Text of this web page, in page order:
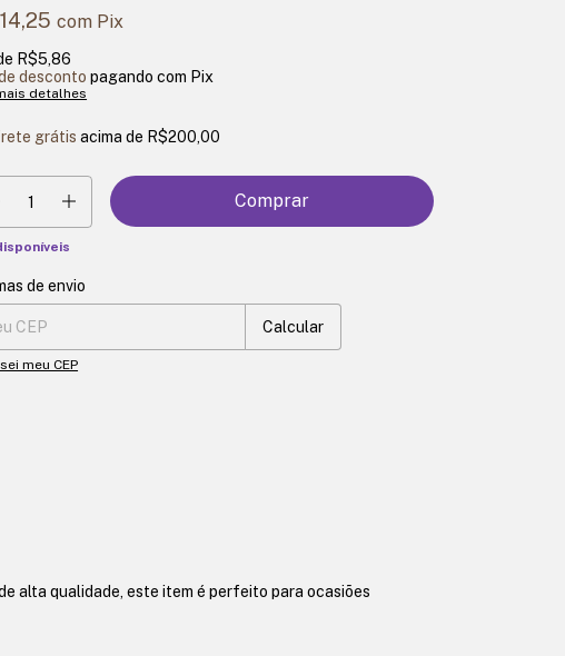
com Pix
R$5,86
desconto pagando com Pix
detalhes
grátis acima de R$200,00
para o CEP:
de envio
Calcular
meu CEP
alta qualidade, este item é perfeito para ocasiões